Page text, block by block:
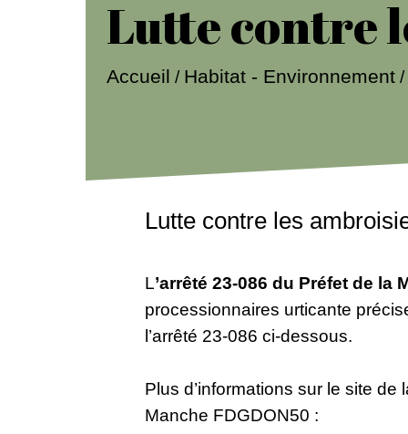
Lutte contre
Accueil / Habitat - Environnement/
Lutte contre les
L’arrêté 23-086 du Préfet de la
processionnaires urticante
l’arrêté 23-086 ci-dessous.
Plus d’informations sur le site
Manche FDGDON50 :